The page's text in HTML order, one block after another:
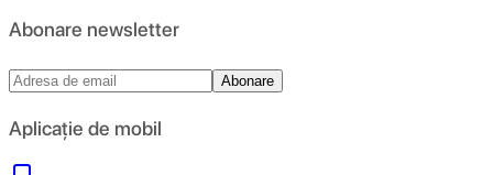
Abonare newsletter
Abonare
Aplicație de mobil